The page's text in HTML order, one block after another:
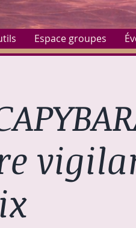
Espace groupes